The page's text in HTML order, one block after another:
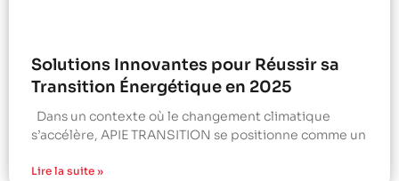
Solutions Innovantes pour Réussir sa
Transition Énergétique en 2025
Dans un contexte où le changement climatique
s’accélère, APIE TRANSITION se positionne comme un
Lire la suite »